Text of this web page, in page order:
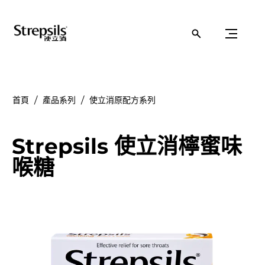
首頁 產品系列 使立消原配方系列
Strepsils 使立消檸蜜味
喉糖